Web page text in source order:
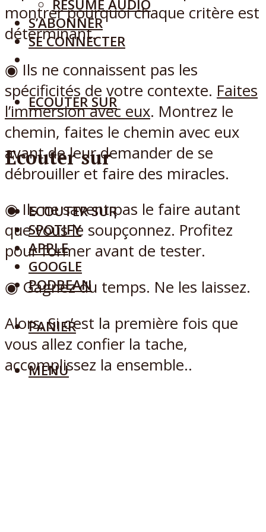
RÉSUMÉ AUDIO
S’ABONNER
SE CONNECTER
ECOUTER SUR
Ecouter sur
ECOUTER SUR
SPOTIFY
APPLE
GOOGLE
PODBEAN
PANIER
MENU
montrer pourquoi chaque critère est
déterminant.
◉ Ils ne connaissent pas les
spécificités de votre contexte. Faites
l’immersion avec eux. Montrez le
chemin, faites le chemin avec eux
avant de leur demander de se
débrouiller et faire des miracles.
◉ Ils ne savent pas le faire autant
que vous le soupçonnez. Profitez
pour former avant de tester.
◉ Gagnez du temps. Ne les laissez.
Alors, Si c’est la première fois que
vous allez confier la tache,
accomplissez la ensemble..